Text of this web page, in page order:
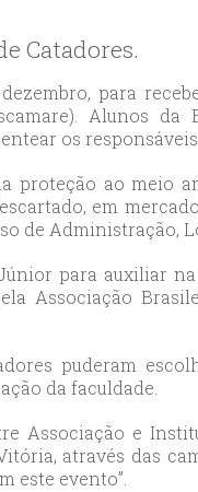
Catadores.
para
Alunos da
os
proteção ao meio
em
de Administração,
para auxiliar
Associação
puderam
da faculdade.
Associação e
através das
este evento”.